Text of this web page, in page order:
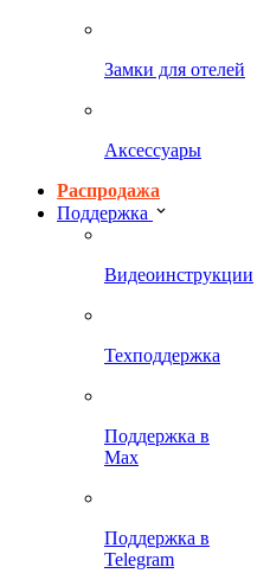
Замки для отелей
Аксессуары
Распродажа
Поддержка
Видеоинструкции
Техподдержка
Поддержка в
Max
Поддержка в
Telegram